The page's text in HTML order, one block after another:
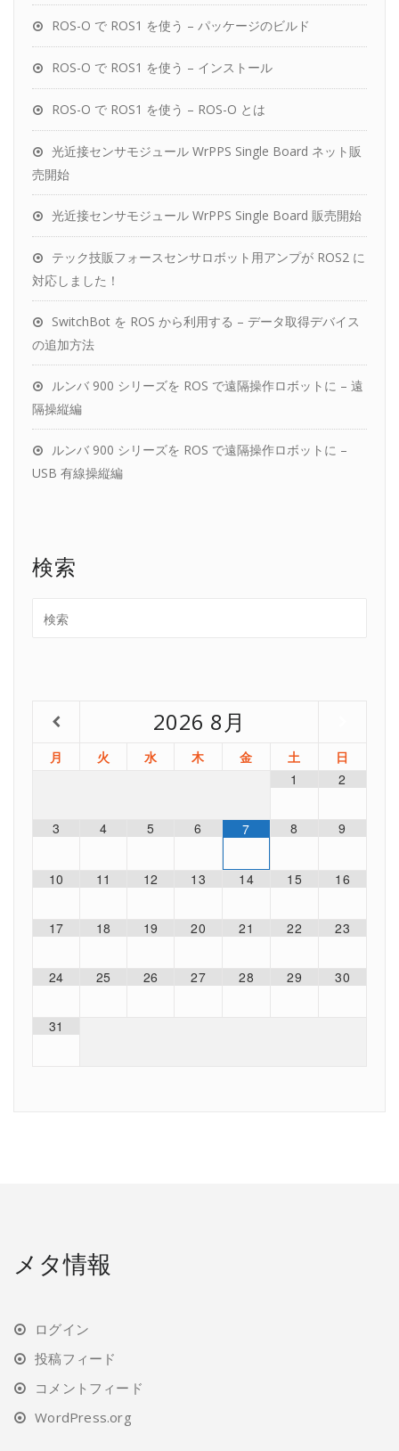
ROS-O で ROS1 を使う – パッケージのビルド
ROS-O で ROS1 を使う – インストール
ROS-O で ROS1 を使う – ROS-O とは
光近接センサモジュール WrPPS Single Board ネット販
売開始
光近接センサモジュール WrPPS Single Board 販売開始
テック技販フォースセンサロボット用アンプが ROS2 に
対応しました！
SwitchBot を ROS から利用する – データ取得デバイス
の追加方法
ルンバ 900 シリーズを ROS で遠隔操作ロボットに – 遠
隔操縦編
ルンバ 900 シリーズを ROS で遠隔操作ロボットに –
USB 有線操縦編
検索
2026 8月
月 火 水 木 金 土
日
1
2
3 4 5 6 7 8 9
10 11 12 13 14 15 16
17 18 19 20 21 22 23
24 25 26 27 28 29 30
31
メタ情報
ログイン
投稿フィード
コメントフィード
WordPress.org